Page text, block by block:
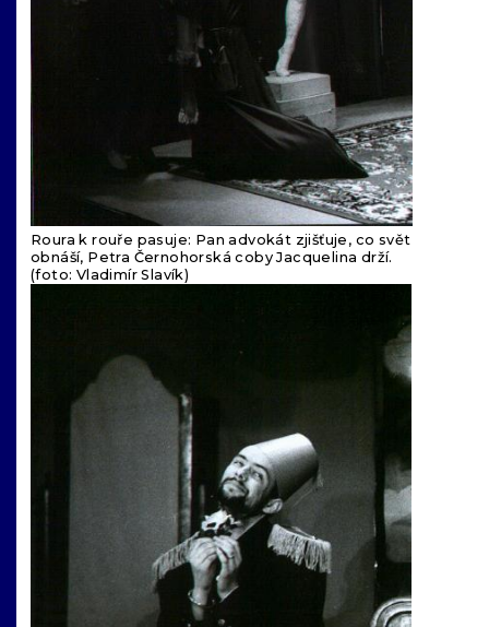
Roura k rouře pasuje: Pan advokát zjišťuje, co svět
obnáší, Petra Černohorská coby Jacquelina drží.
(foto: Vladimír Slavík)